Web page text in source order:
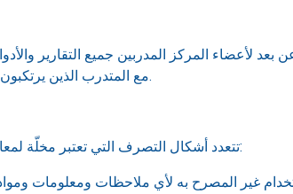
بعد لأعضاء المركز المدربين جميع التقارير
مع المتدرب الذين يرتكبون تجاوزات لمبادئ النزاهة الأكاديمية.
تتعدد أشكال التصرف التي تعتبر مخلّة لمعايير ومبادئ النزاهة الأكاديمية، ومن بينها:
غير المصرح به لأي ملاحظات ومعلومات ومواد